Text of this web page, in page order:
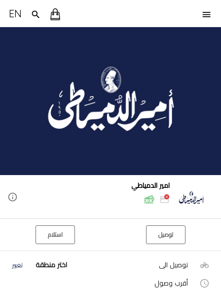
EN
امير الدمياطي
توصيل استلام
توصيل الى اختر منطقة تغيير
أقرب وصول